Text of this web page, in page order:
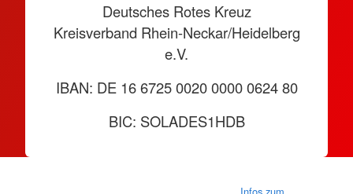
Deutsches Rotes Kreuz
Kreisverband Rhein-Neckar/Heidelberg
e.V.
IBAN: DE 16 6725 0020 0000 0624 80
BIC: SOLADES1HDB